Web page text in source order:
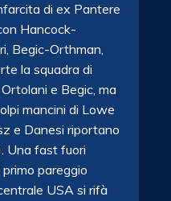
di ex Pantere
Hancock-
Begic-Orthman,
la squadra di
e Begic, ma
mancini di Lowe
e Danesi riportano
Una fast fuori
pareggio
USA si rifà